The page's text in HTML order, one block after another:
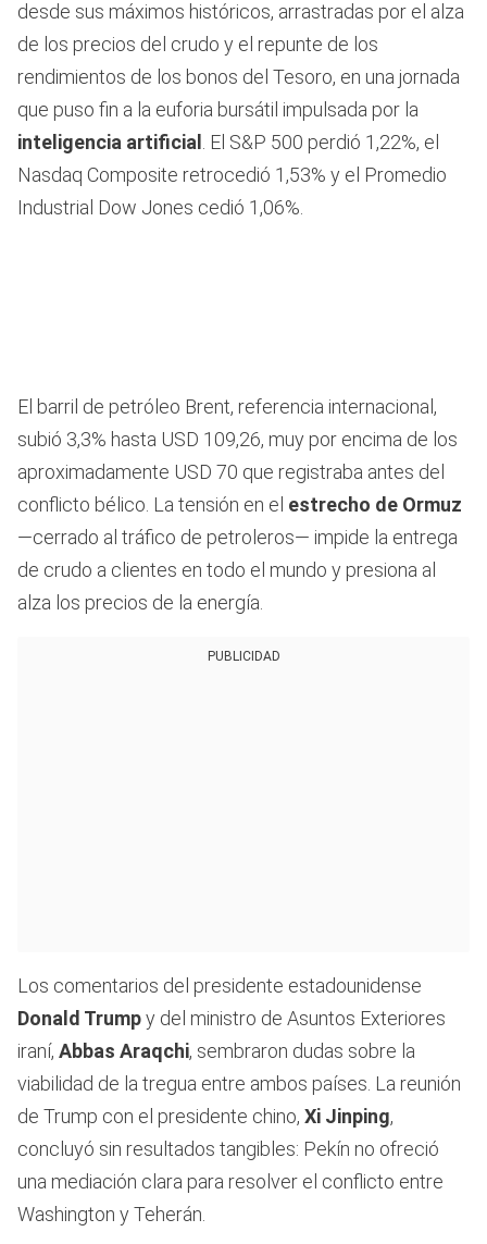
desde sus máximos históricos, arrastradas por el alza
de los precios del crudo y el repunte de los
rendimientos de los bonos del Tesoro, en una jornada
que puso fin a la euforia bursátil impulsada por la
inteligencia artificial . El S&P 500 perdió 1,22%, el
Nasdaq Composite retrocedió 1,53% y el Promedio
Industrial Dow Jones cedió 1,06%.
El barril de petróleo Brent, referencia internacional,
subió 3,3% hasta USD 109,26, muy por encima de los
aproximadamente USD 70 que registraba antes del
conflicto bélico. La tensión en el estrecho de Ormuz
—cerrado al tráfico de petroleros— impide la entrega
de crudo a clientes en todo el mundo y presiona al
alza los precios de la energía.
PUBLICIDAD
Los comentarios del presidente estadounidense
Donald Trumpy del ministro de Asuntos Exteriores
iraní, Abbas Araqchi, sembraron dudas sobre la
viabilidad de la tregua entre ambos países. La reunión
de Trump con el presidente chino, Xi Jinping,
concluyó sin resultados tangibles: Pekín no ofreció
una mediación clara para resolver el conflicto entre
Washington y Teherán.